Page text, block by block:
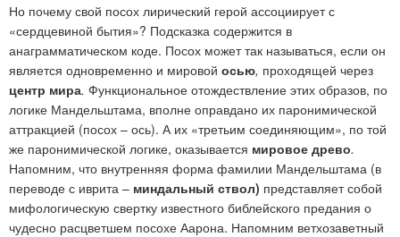
Но почему свой посох лирический герой ассоциирует с
«сердцевиной бытия»? Подсказка содержится в
анаграмматическом коде. Посох может так называться, если он
является одновременно и мировой осью, проходящей через
центр мира. Функциональное отождествление этих образов, по
логике Мандельштама, вполне оправдано их паронимической
аттракцией (посох – ось). А их «третьим соединяющим», по той
же паронимической логике, оказывается мировое древо.
Напомним, что внутренняя форма фамилии Мандельштама (в
переводе с иврита – миндальный ствол) представляет собой
мифологическую свертку известного библейского предания о
чудесно расцветшем посохе Аарона. Напомним ветхозаветный